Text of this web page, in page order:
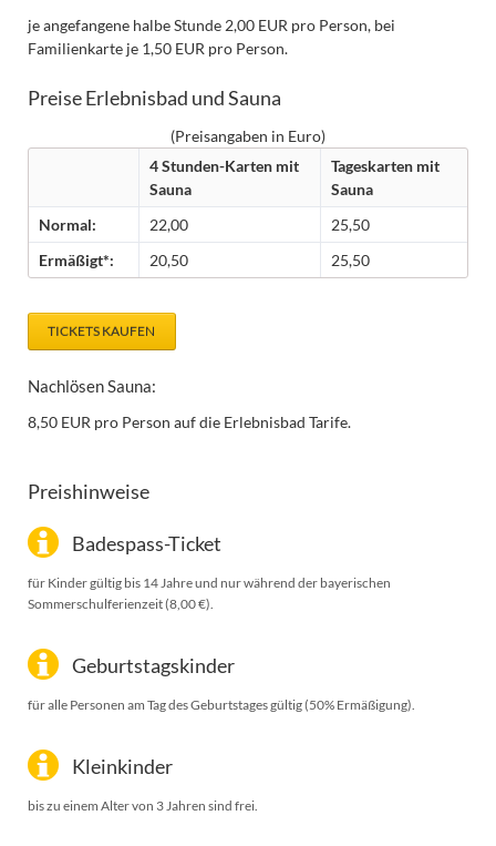
je angefangene halbe Stunde 2,00 EUR pro Person, bei
Familienkarte je 1,50 EUR pro Person.
Preise Erlebnisbad und Sauna
(Preisangaben in Euro)
4 Stunden-Karten mit
Sauna
Tageskarten mit
Sauna
Normal:
22,00
25,50
Ermäßigt*:
20,50 25,50
TICKETS KAUFEN
Nachlösen Sauna:
8,50 EUR pro Person auf die Erlebnisbad Tarife.
Preishinweise
Badespass-Ticket
für Kinder gültig bis 14 Jahre und nur während der bayerischen
Sommerschulferienzeit (8,00 €).
Geburtstagskinder
für alle Personen am Tag des Geburtstages gültig (50% Ermäßigung).
Kleinkinder
bis zu einem Alter von 3 Jahren sind frei.